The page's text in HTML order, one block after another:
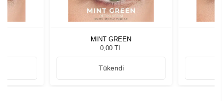
MINT GREEN
0,00 TL
Tükendi